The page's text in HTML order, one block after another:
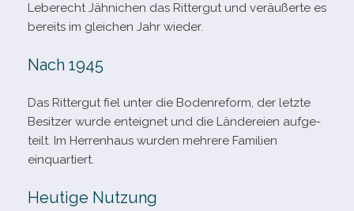
Leberecht Jähnichen das Rittergut und ver­äu­ßerte es
bereits im glei­chen Jahr wieder.
Nach 1945
Das Rittergut fiel unter die Bodenreform, der letzte
Besitzer wurde ent­eig­net und die Ländereien auf­ge­
teilt. Im Herrenhaus wur­den meh­rere Familien
einquartiert.
Heutige Nutzung